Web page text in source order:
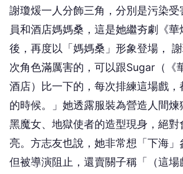
謝瓊煖一人分飾三角，分別是污染受
員和酒店媽媽桑，這是她繼夯劇《
後，再度以「媽媽桑」形象登場，
次角色滿厲害的，可以跟Sugar（《
酒店）比一下的，每次排練這場戲，
的時候。」她透露服裝為營造人間煉
黑魔女、地獄使者的造型現身，絕對
亮。方志友也說，她非常想「下海」
但被導演阻止，還賣關子稱「（這